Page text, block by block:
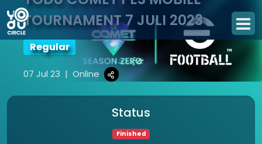
TOURNAMENT 7 JULI 2023
Regular
07 Jul 23 | Online
Status
Finished